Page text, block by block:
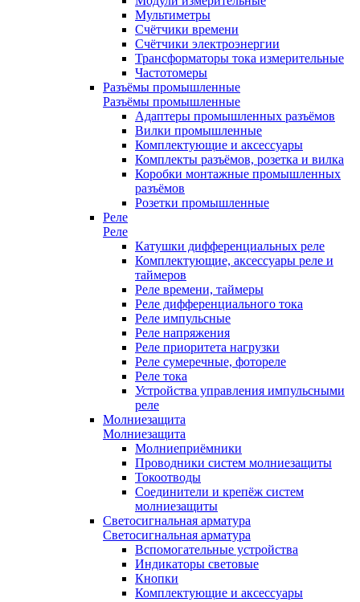
Мультиметры
Счётчики времени
Счётчики электроэнергии
Трансформаторы тока измерительные
Частотомеры
Разъёмы промышленные
Разъёмы промышленные
Адаптеры промышленных разъёмов
Вилки промышленные
Комплектующие и аксессуары
Комплекты разъёмов, розетка и вилка
Коробки монтажные промышленных
разъёмов
Розетки промышленные
Реле
Реле
Катушки дифференциальных реле
Комплектующие, аксессуары реле и
таймеров
Реле времени, таймеры
Реле дифференциального тока
Реле импульсные
Реле напряжения
Реле приоритета нагрузки
Реле сумеречные, фотореле
Реле тока
Устройства управления импульсными
реле
Молниезащита
Молниезащита
Молниеприёмники
Проводники систем молниезащиты
Токоотводы
Соединители и крепёж систем
молниезащиты
Светосигнальная арматура
Светосигнальная арматура
Вспомогательные устройства
Индикаторы световые
Кнопки
Комплектующие и аксессуары